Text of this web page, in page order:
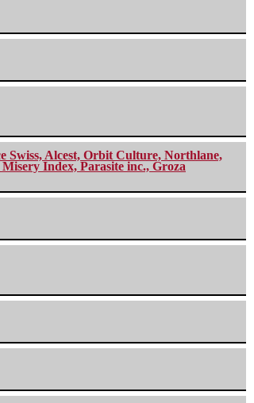
Swiss, Alcest, Orbit Culture, Northlane,
Index, Parasite inc., Groza